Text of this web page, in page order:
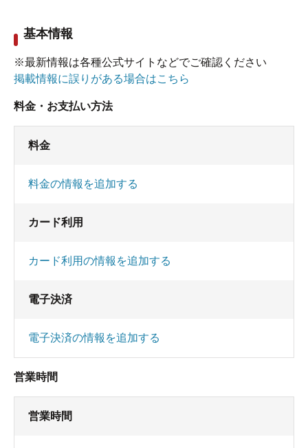
基本情報
※最新情報は各種公式サイトなどでご確認ください
掲載情報に誤りがある場合はこちら
料金・お支払い方法
料金
料金の情報を追加する
カード利用
カード利用の情報を追加する
電子決済
電子決済の情報を追加する
営業時間
営業時間